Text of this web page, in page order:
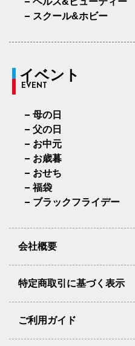
スクール&ホビー
イベント
EVENT
母の日
父の日
お中元
お歳暮
おせち
福袋
ブラックフライデー
会社概要
特定商取引に基づく表示
ご利用ガイド